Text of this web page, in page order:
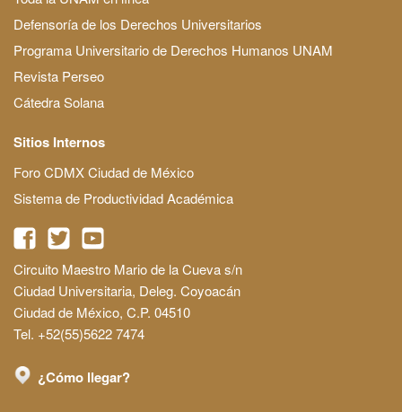
Defensoría de los Derechos Universitarios
Programa Universitario de Derechos Humanos UNAM
Revista Perseo
Cátedra Solana
Sitios Internos
Foro CDMX Ciudad de México
Sistema de Productividad Académica
Circuito Maestro Mario de la Cueva s/n
Ciudad Universitaria, Deleg. Coyoacán
Ciudad de México, C.P. 04510
Tel. +52(55)5622 7474
¿Cómo llegar?